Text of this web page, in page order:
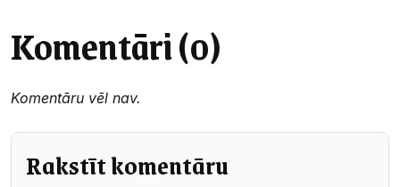
Komentāri (0)
Komentāru vēl nav.
Rakstīt komentāru